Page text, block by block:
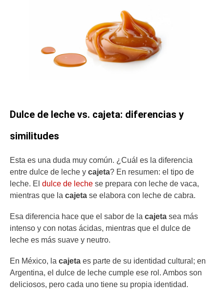
Dulce de leche vs. cajeta: diferencias y
similitudes
Esta es una duda muy común. ¿Cuál es la diferencia
entre dulce de leche y cajeta? En resumen: el tipo de
leche. El dulce de leche se prepara con leche de vaca,
mientras que la cajeta se elabora con leche de cabra.
Esa diferencia hace que el sabor de la cajeta sea más
intenso y con notas ácidas, mientras que el dulce de
leche es más suave y neutro.
En México, la cajeta es parte de su identidad cultural; en
Argentina, el dulce de leche cumple ese rol. Ambos son
deliciosos, pero cada uno tiene su propia identidad.